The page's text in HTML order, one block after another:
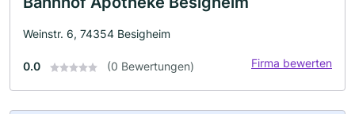
Weinstr. 6, 74354 Besigheim
0.0 (0 Bewertungen) Firma bewerten